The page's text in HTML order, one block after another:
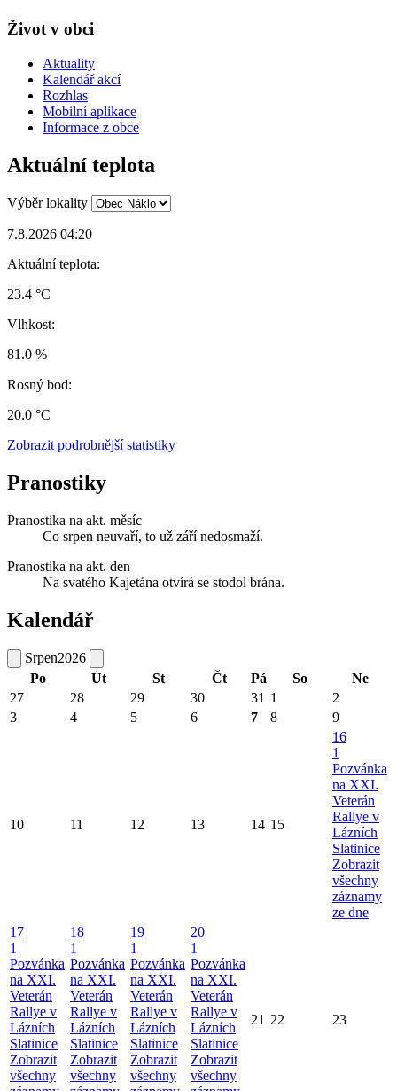
Život v obci
Aktuality
Kalendář akcí
Rozhlas
Mobilní aplikace
Informace z obce
Aktuální teplota
Výběr lokality
7.8.2026 04:20
Aktuální teplota:
23.4 °C
Vlhkost:
81.0 %
Rosný bod:
20.0 °C
Zobrazit podrobnější statistiky
Pranostiky
Pranostika na akt. měsíc
Co srpen neuvaří, to už září nedosmaží.
Pranostika na akt. den
Na svatého Kajetána otvírá se stodol brána.
Kalendář
Srpen2026
Po
Út St Čt Pá So
Ne
27
28 29 30 31 1
2
3
4 5 6 7 8 9
10 11 12 13 14 15
16
1
Pozvánka
na XXI.
Veterán
Rallye v
Lázních
Slatinice
Zobrazit
všechny
záznamy
ze dne
17
1
Pozvánka
na XXI.
Veterán
Rallye v
Lázních
Slatinice
Zobrazit
všechny
18
1
Pozvánka
na XXI.
Veterán
Rallye v
Lázních
Slatinice
Zobrazit
všechny
19
1
Pozvánka
na XXI.
Veterán
Rallye v
Lázních
Slatinice
Zobrazit
všechny
20
1
Pozvánka
na XXI.
Veterán
Rallye v
Lázních
Slatinice
Zobrazit
všechny
21 22 23